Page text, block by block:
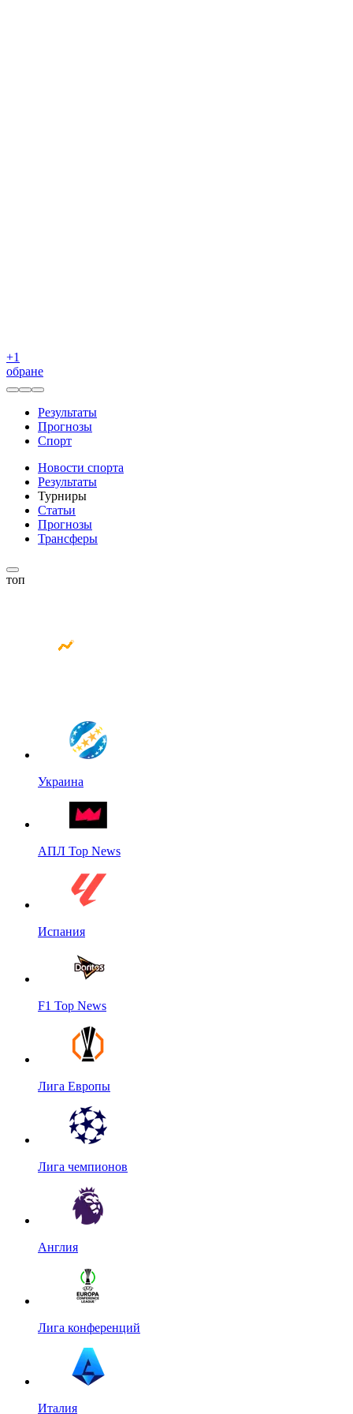
+1
обране
Результаты
Прогнозы
Спорт
Новости спорта
Результаты
Турниры
Статьи
Прогнозы
Трансферы
топ
Украина
АПЛ Top News
Испания
F1 Top News
Лига Европы
Лига чемпионов
Англия
Лига конференций
Италия